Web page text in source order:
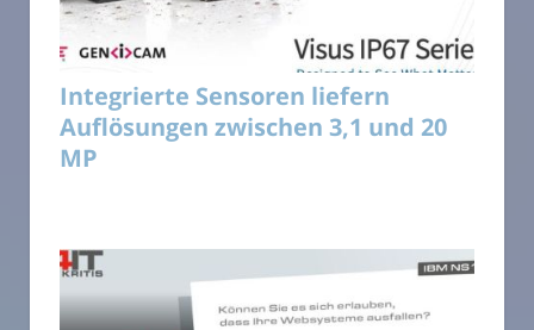
Integrierte Sensoren liefern
Auflösungen zwischen 3,1 und 20
MP